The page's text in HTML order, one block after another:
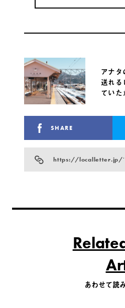
アナ
送れ
ていた
SHARE
https://localletter.jp/
あわせて読